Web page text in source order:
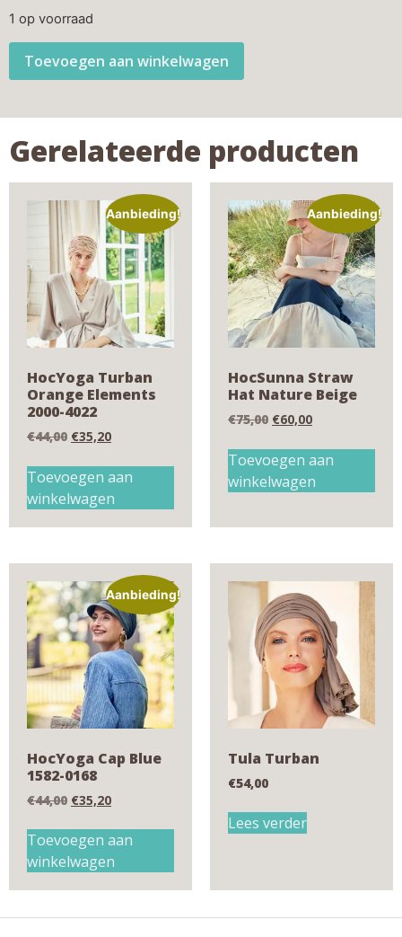
1 op voorraad
Toevoegen aan winkelwagen
Gerelateerde producten
Aanbieding!
HocYoga Turban
Orange Elements
2000-4022
€44,00 €35,20
Toevoegen aan
winkelwagen
Aanbieding!
HocSunna Straw
Hat Nature Beige
€75,00 €60,00
Toevoegen aan
winkelwagen
Aanbieding!
HocYoga Cap Blue
1582-0168
€44,00 €35,20
Toevoegen aan
winkelwagen
Tula Turban
€54,00
Lees verder